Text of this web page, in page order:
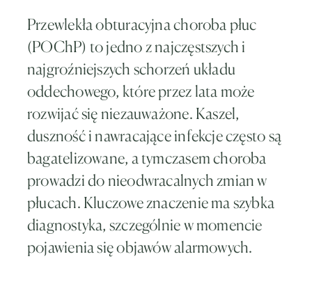
Przewlekła obturacyjna choroba płuc
(POChP) to jedno z najczęstszych i
najgroźniejszych schorzeń układu
oddechowego, które przez lata może
rozwijać się niezauważone. Kaszel,
duszność i nawracające infekcje często są
bagatelizowane, a tymczasem choroba
prowadzi do nieodwracalnych zmian w
płucach. Kluczowe znaczenie ma szybka
diagnostyka, szczególnie w momencie
pojawienia się objawów alarmowych.